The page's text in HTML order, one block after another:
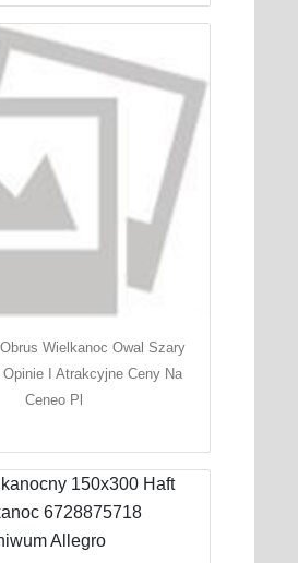
Wielkanoc Owal Szary
I Atrakcyjne Ceny Na
Ceneo Pl